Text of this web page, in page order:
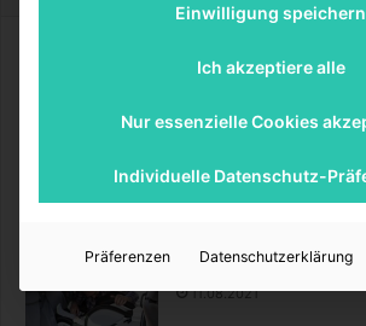
20.10.2020
bei Disney+
Cybex Base Z piepen
11.08.2021
Einwilligung speichern
Ich akzeptiere alle
Nur essenzielle Cookies
Individuelle Datenschutz-
Präferenzen Datenschutzerklärung